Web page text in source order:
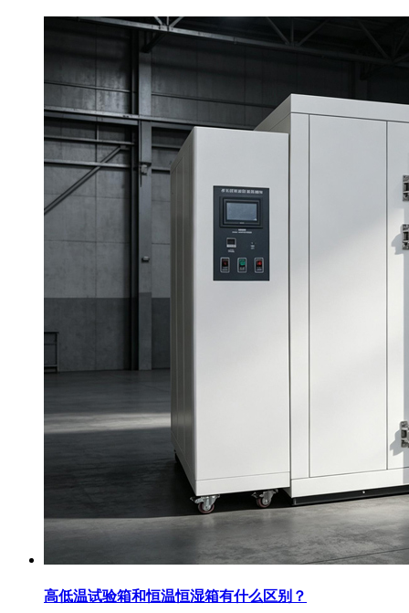
高低温试验箱和恒温恒湿箱有什么区别？